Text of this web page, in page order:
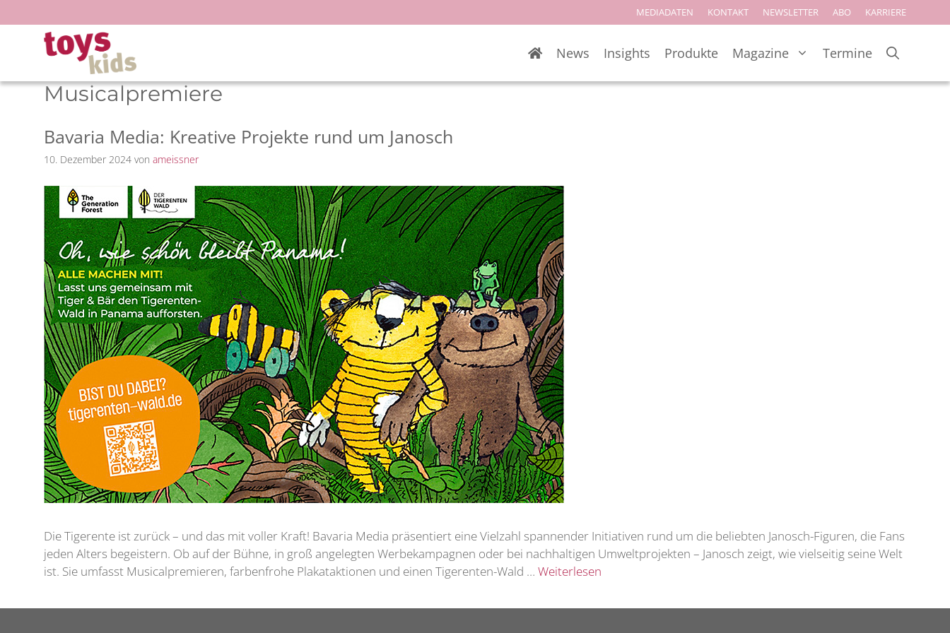
Inhalt
springen
MEDIADATEN KONTAKT NEWSLETTER ABO KARRIERE
News Insights Produkte Magazine Termine
Musicalpremiere
Bavaria Media: Kreative Projekte rund um Janosch
10. Dezember 2024 von ameissner
Die Tigerente ist zurück – und das mit voller Kraft! Bavaria Media präsentiert eine Vielzahl spannender Initiativen rund um die beliebten Janosch-Figuren, die Fans
jeden Alters begeistern. Ob auf der Bühne, in groß angelegten Werbekampagnen oder bei nachhaltigen Umweltprojekten – Janosch zeigt, wie vielseitig seine Welt
ist. Sie umfasst Musicalpremieren, farbenfrohe Plakataktionen und einen Tigerenten-Wald … Weiterlesen